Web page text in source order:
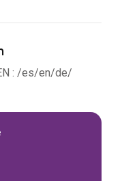
: /es/en/de/